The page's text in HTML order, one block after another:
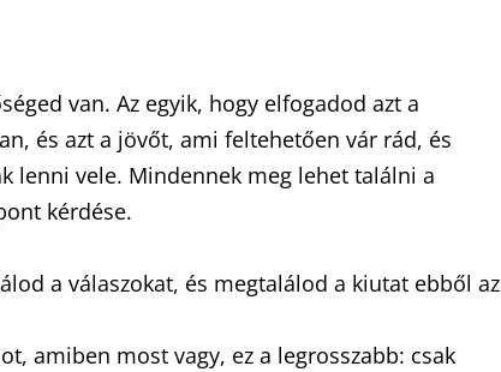
van. Az egyik, hogy elfogadod azt a
és azt a jövőt, ami feltehetően vár rád, és
lenni vele. Mindennek meg lehet találni a
kérdése.
a válaszokat, és megtalálod a kiutat ebből az
amiben most vagy, ez a legrosszabb: csak